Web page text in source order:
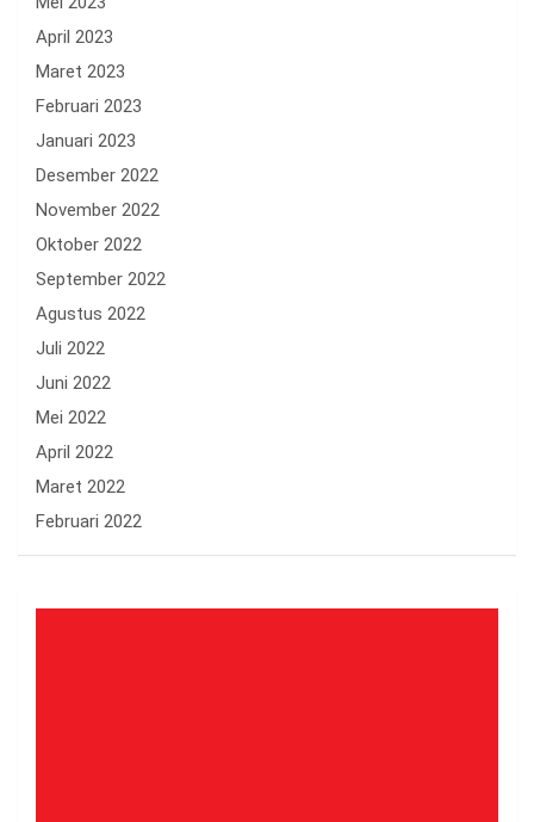
April 2023
Maret 2023
Februari 2023
Januari 2023
Desember 2022
November 2022
Oktober 2022
September 2022
Agustus 2022
Juli 2022
Juni 2022
Mei 2022
April 2022
Maret 2022
Februari 2022